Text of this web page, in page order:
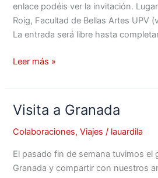
enlace podéis ver la invitación.
Roig, Facultad de Bellas Artes UPV
La entrada será libre hasta
Leer más »
Visita a Granada
Colaboraciones,Viajes / lauardila
El pasado fin de semana tuvimos el
Granada y compartir con nuestros
Visita
Granada